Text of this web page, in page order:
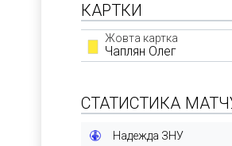
КАРТКИ
Жовта картка
Чаплян Олег
СТАТИСТИКА
Надежда ЗНУ